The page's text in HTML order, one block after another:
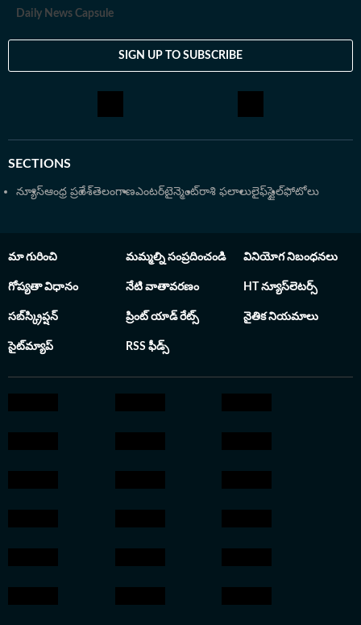
Daily News Capsule
SIGN UP TO SUBSCRIBE
SECTIONS
న్యూస్ఆంధ్ర ప్రదేశ్తెలంగాణఎంటర్‌టైన్మెంట్రాశి ఫలాలులైఫ్‌స్టైల్ఫోటోలు
మా గురించి మమ్మల్ని సంప్రదించండి వినియోగ నిబంధనలు
గోప్యతా విధానం నేటి వాతావరణం HT న్యూస్‌లెటర్స్
సబ్‌స్క్రిప్షన్ ప్రింట్ యాడ్ రేట్స్ నైతిక నియమాలు
సైట్‌మ్యాప్ RSS ఫీడ్స్